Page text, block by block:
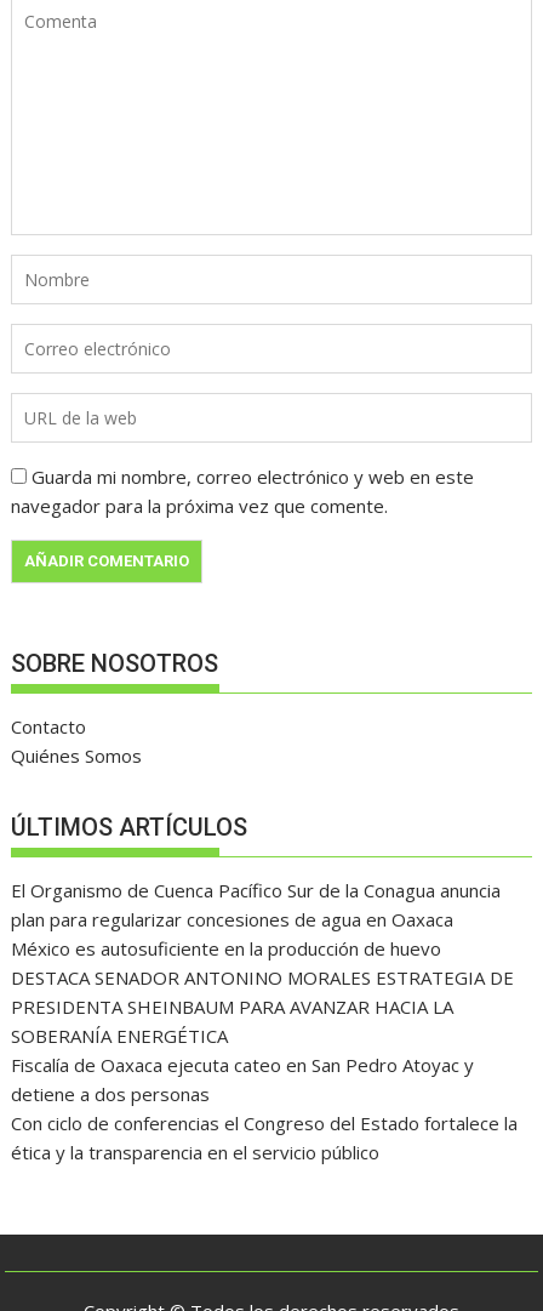
Guarda mi nombre, correo electrónico y web en este
navegador para la próxima vez que comente.
SOBRE NOSOTROS
Contacto
Quiénes Somos
ÚLTIMOS ARTÍCULOS
El Organismo de Cuenca Pacífico Sur de la Conagua anuncia
plan para regularizar concesiones de agua en Oaxaca
México es autosuficiente en la producción de huevo
DESTACA SENADOR ANTONINO MORALES ESTRATEGIA DE
PRESIDENTA SHEINBAUM PARA AVANZAR HACIA LA
SOBERANÍA ENERGÉTICA
Fiscalía de Oaxaca ejecuta cateo en San Pedro Atoyac y
detiene a dos personas
Con ciclo de conferencias el Congreso del Estado fortalece la
ética y la transparencia en el servicio público